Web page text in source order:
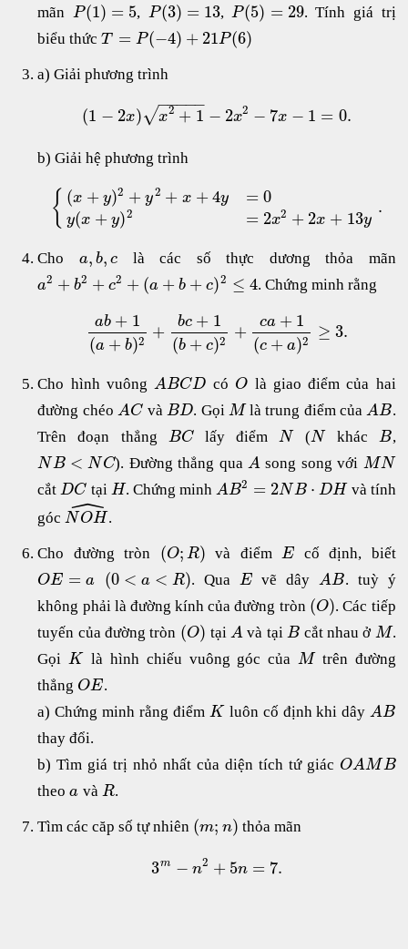
mãn P(1) = 5, P(3) = 13, P(5) = 29. Tính giá trị
biểu thứcT = P(−4) + 21P(6)
a) Giải phương trình
(1 − 2x) x2 + 1
− −
−−−
√ − 2x2 − 7x − 1 = 0.
b) Giải hệ phương trình
{ (x + y)2 + y2 + x + 4y
y(x + y)2
= 0
= 2x2 + 2x + 13y
.
Cho a, b, c là các số thực dương thỏa mãn
a2 + b2 + c2 + (a + b + c)2 ≤ 4. Chứng minh rằng
ab + 1
(a + b)2 + bc + 1
(b + c)2 + ca + 1
(c + a)2 ≥ 3.
Cho hình vuôngABCD có O là giao điểm của hai
đường chéoAC và BD. Gọi Mlà trung điểm củaAB.
Trên đoạn thẳng BClấy điểmN (N khácB,
NB < N C). Đường thẳng qua A song song với MN
cắtDC tại H. Chứng minhAB2 = 2NB ⋅ DHvà tính
góc N OH
ˆ .
Cho đường tròn (O; R) và điểm E cố định, biết
OE = a (0 < a < R). Qua E vẽ dây AB. tuỳ ý
không phải là đường kính của đường tròn (O). Các tiếp
tuyến của đường tròn (O) tại A và tại B cắt nhau ở M.
Gọi K là hình chiếu vuông góc của Mtrên đường
thẳng OE.
a) Chứng minh rằng điểm Kluôn cố định khi dây AB
thay đổi.
b) Tìm giá trị nhỏ nhất của diện tích tứ giác OAMB
theoa và R.
Tìm các căp số tự nhiên (m; n) thỏa mãn
3m − n2 + 5n = 7.